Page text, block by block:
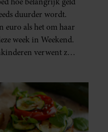
duurder wordt.
euro als het om haar
week in Weekend.
verwent ze